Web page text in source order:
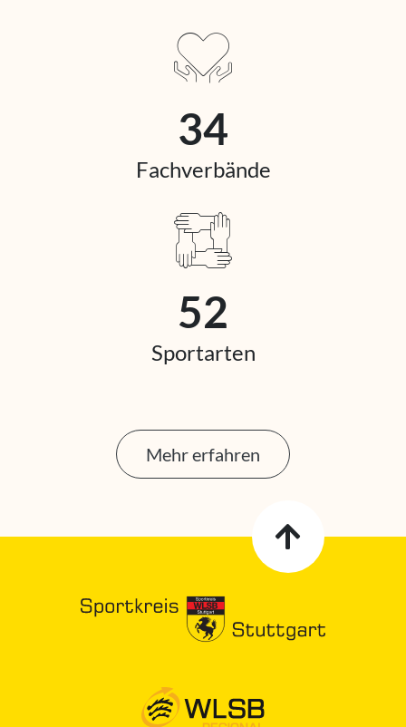
34
Fachverbände
52
Sportarten
Mehr erfahren